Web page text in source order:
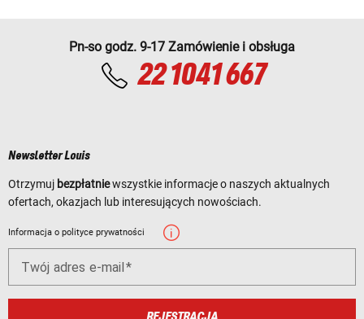
Pn-so godz. 9-17 Zamówienie i obsługa
22 1041 667
Newsletter Louis
Otrzymuj bezpłatniewszystkie informacje o naszych aktualnych
ofertach, okazjach lub interesujących nowościach.
Informacja o polityce prywatności
Twój adres e-mail